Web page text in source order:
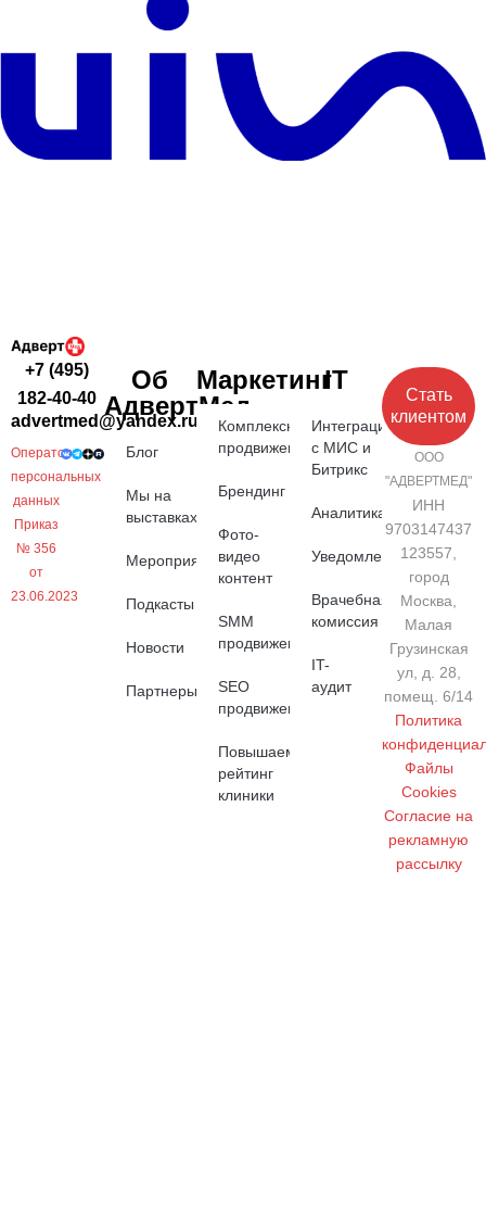
+7 (495)
182-40-40
advertmed@yandex.ru
Оператор
персональных
данных
Приказ
№ 356
от
23.06.2023
Об
АдвертМед
Блог
Мы на
выставках
Мероприятия
Подкасты
Новости
Партнеры
Маркетинг
Комплексное
продвижение
Брендинг
Фото-
видео
контент
SMM
продвижение
SEO
продвижение
Повышаем
рейтинг
клиники
IT
Интеграция
с МИС и
Битрикс
Аналитика
Уведомления
Врачебная
комиссия
IT-
аудит
Стать
клиентом
ООО
"АДВЕРТМЕД"
ИНН
9703147437
123557,
город
Москва,
Малая
Грузинская
ул, д. 28,
помещ. 6/14
Политика
Файлы
Cookies
Cогласие на
рекламную
рассылку